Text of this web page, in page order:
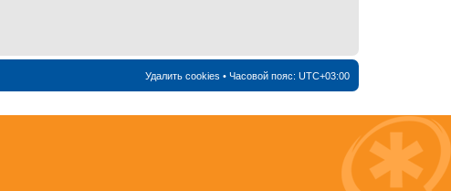
Удалить cookies • Часовой пояс:UTC+03:00